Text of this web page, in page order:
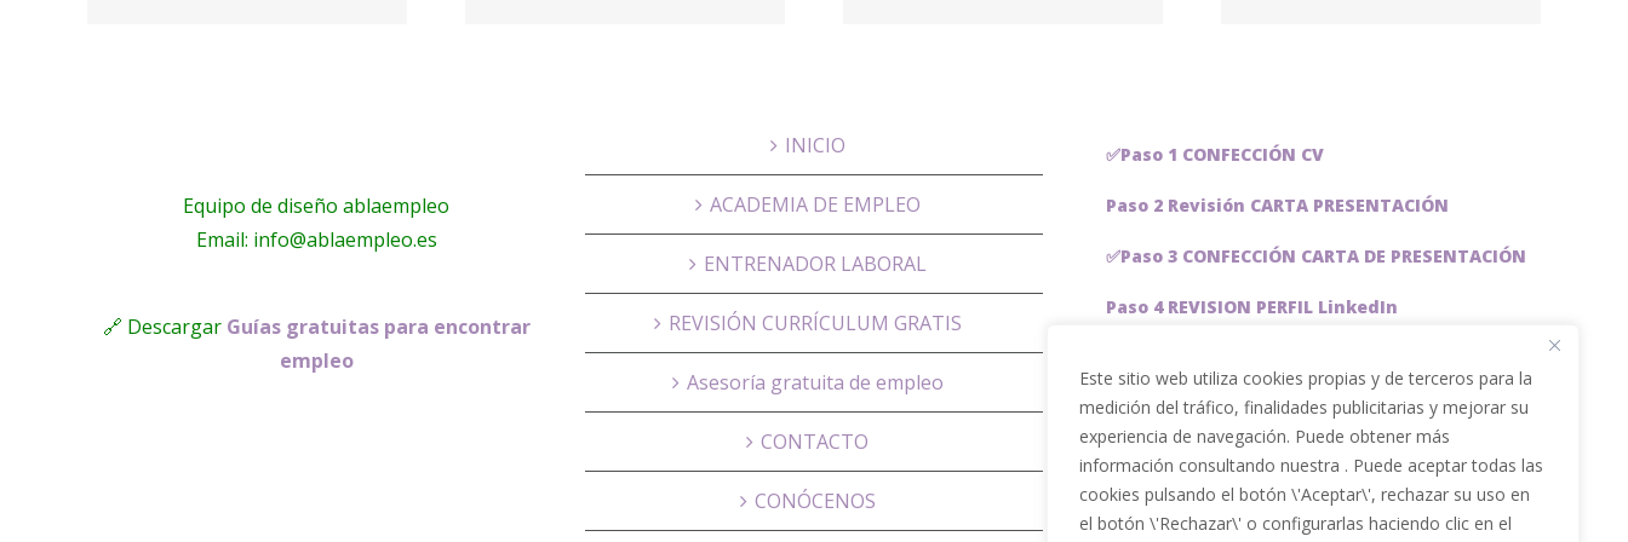
Este sitio web utiliza cookies propias y de terceros para la
medición del tráfico, finalidades publicitarias y mejorar su
experiencia de navegación. Puede obtener más
información consultando nuestra . Puede aceptar todas las
cookies pulsando el botón \'Aceptar\', rechazar su uso en
el botón \'Rechazar\' o configurarlas haciendo clic en el
Equipo de diseño ablaempleo
Email: info@ablaempleo.es
🔗 Descargar Guías gratuitas para encontrar
empleo
INICIO
ACADEMIA DE EMPLEO
ENTRENADOR LABORAL
REVISIÓN CURRÍCULUM GRATIS
Asesoría gratuita de empleo
CONTACTO
CONÓCENOS
✅Paso 1 CONFECCIÓN CV
Paso 2 Revisión CARTA PRESENTACIÓN
✅Paso 3 CONFECCIÓN CARTA DE PRESENTACIÓN
Paso 4 REVISION PERFIL LinkedIn
PACKS DE AHORRO
JOBAI, ASISTENTE DE IA PARA BUSCAR EMPLEO
Servicios especiales